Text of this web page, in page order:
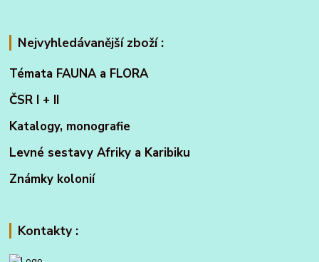
Nejvyhledávanější zboží :
Témata FAUNA a FLORA
ČSR I + II
Katalogy, monografie
Levné sestavy Afriky a Karibiku
Známky kolonií
Kontakty :